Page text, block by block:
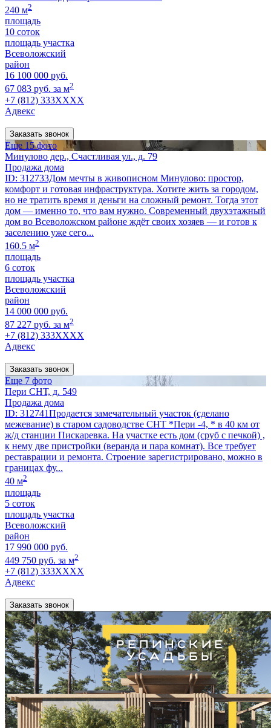
240 м2
площадь
10 соток
площадь участка
Всеволожский
район
16 100 000 руб.
67 083 руб. за м2
+7 (812) 333XXXX
Адвекс
Заказать звонок
Еще 15 фото
Минулово дер., Счастливая ул., д. 79
Продажа дома
ID: 312733Дом мечты в живописном Минулово: простор,
комфорт и готовая инфраструктура. Хотите жить за городом,
но не тратить время и деньги на сложный ремонт. Тогда этот
дом — именно то, что вам нужно. Современный двухэтажный
дом во Всеволожском районе ждёт своих хозяев — и готов к
заселению уже сего...
160.5 м2
площадь
6 соток
площадь участка
Всеволожский
район
14 000 000 руб.
87 227 руб. за м2
+7 (812) 333XXXX
Адвекс
Заказать звонок
Еще 7 фото
Пери СНТ, д. 549
Продажа дома
ID: 312741Продается замечательный участок (сделано
межевание) в старом садоводстве СНТ *Пери -4, * в 40 км от
ж/д станции Пискаревка. На участке есть дом (сруб с печкой) ,
к нему две пристройки (веранда и пара комнат). Все требует
реставрации и ремонта. Строение зарегистрировано, можно в
границах фу...
40 м2
площадь
5 соток
площадь участка
Всеволожский
район
17 990 000 руб.
449 750 руб. за м2
+7 (812) 333XXXX
Адвекс
Заказать звонок